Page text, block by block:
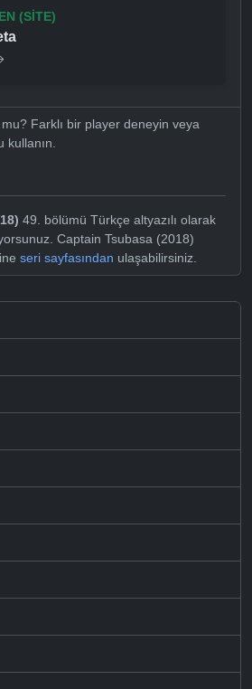
(SITE)
Farklı bir player deneyin veya
49. bölümü Türkçe altyazılı olarak
Captain Tsubasa (2018)
seri sayfasından ulaşabilirsiniz.